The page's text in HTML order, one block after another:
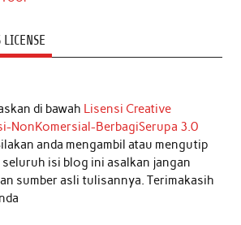
LICENSE
di bawah Lisensi Creative
NonKomersial-BerbagiSerupa 3.0
anda mengambil atau mengutip
isi blog ini asalkan jangan
sumber asli tulisannya. Terimakasih